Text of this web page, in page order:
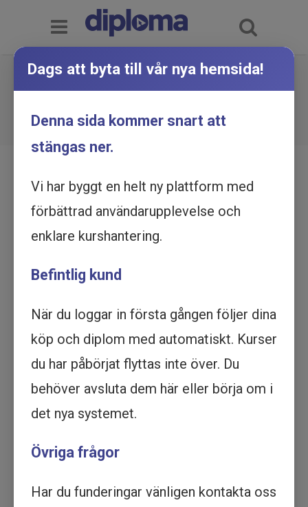
Writing Business E-mails - Utbildning online
Köp - 2 995 kr
Prova ett delmoment
Utbildning online
OCH 5 MINUTER
Beskrivning
Dags att byta till vår nya hemsida!
Denna sida kommer snart att
stängas ner.
Vi har byggt en helt ny plattform med
förbättrad användarupplevelse och
enklare kurshantering.
Befintlig kund
När du loggar in första gången följer dina
köp och diplom med automatiskt. Kurser
du har påbörjat flyttas inte över. Du
behöver avsluta dem här eller börja om i
det nya systemet.
Övriga frågor
Har du funderingar vänligen kontakta oss